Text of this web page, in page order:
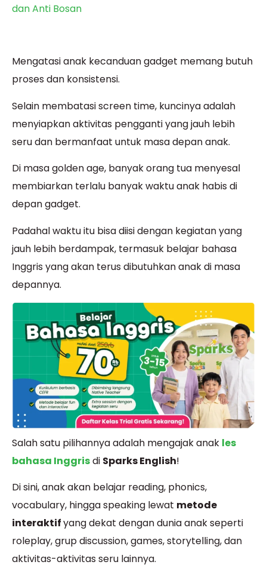
dan Anti Bosan
Mengatasi anak kecanduan gadget memang butuh
proses dan konsistensi.
Selain membatasi screen time, kuncinya adalah
menyiapkan aktivitas pengganti yang jauh lebih
seru dan bermanfaat untuk masa depan anak.
Di masa golden age, banyak orang tua menyesal
membiarkan terlalu banyak waktu anak habis di
depan gadget.
Padahal waktu itu bisa diisi dengan kegiatan yang
jauh lebih berdampak, termasuk belajar bahasa
Inggris yang akan terus dibutuhkan anak di masa
depannya.
Salah satu pilihannya adalah mengajak anak les
bahasa Inggrisdi Sparks English!
Di sini, anak akan belajar reading, phonics,
vocabulary, hingga speaking lewat metode
interaktifyang dekat dengan dunia anak seperti
roleplay, grup discussion, games, storytelling,dan
aktivitas-aktivitas seru lainnya.